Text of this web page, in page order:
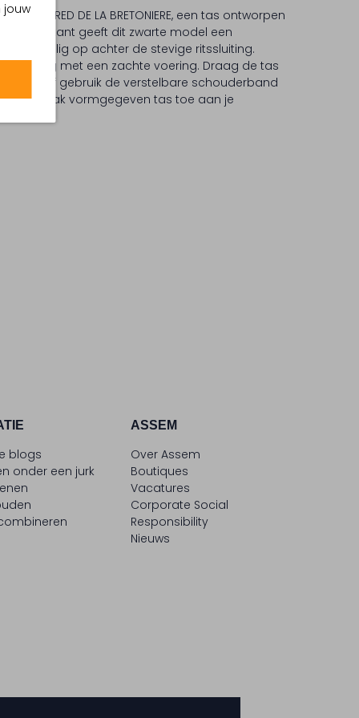
jouwvan FRED DE LA BRETONIERE, een tas ontworpen
buitenkant geeft dit zwarte model een
veilig op achter de stevige ritssluiting.
indeling met een zachte voering. Draag de tas
of gebruik de verstelbare schouderband
deze strak vormgegeven tas toe aan je
blogs
onder een jurk
ASSEM
Over Assem
Boutiques
Vacatures
Corporate Social
Responsibility
Nieuws